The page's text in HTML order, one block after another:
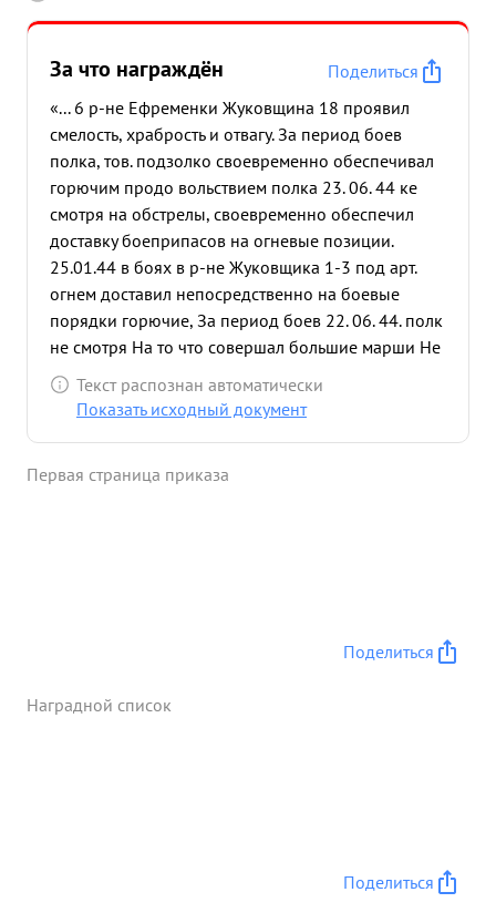
За что награждён
Поделиться
«... 6 р-не Ефременки Жуковщина 18 проявил
смелость, храбрость и отвагу. За период боев
полка, тов. подзолко своевременно обеспечивал
горючим продо вольствием полка 23. 06. 44 ке
смотря на обстрелы, своевременно обеспечил
доставку боеприпасов на огневые позиции.
25.01.44 в боях в р-не Жуковщика 1-3 под арт.
огнем доставил непосредственно на боевые
порядки горючие, За период боев 22. 06. 44. полк
не смотря На то что совершал большие марши Не
имел переболь в обеспе чении. продовольствием.
...»
Текст распознан автоматически
Показать исходный документ
Первая страница приказа
Поделиться
Наградной список
Поделиться